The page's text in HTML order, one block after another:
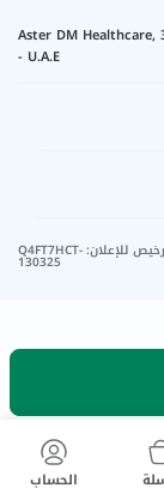
Aster DM Healthcare,
- U.A.E
للإعلان:
Q4FT7HCT-
130325
الحساب